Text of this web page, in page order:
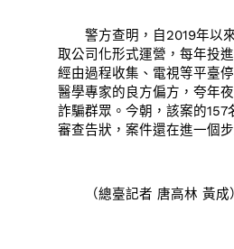
警方查明，自2019年以來
取公司化形式運營，每年投
經由過程收集、電視等平臺
醫學專家的良方偏方，夸年
詐騙群眾。今朝，該案的157
審查告狀，案件還在進一個
（總臺記者 唐高林 黃成